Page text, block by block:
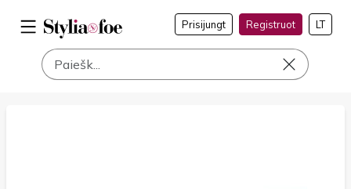
Prisijungt Registruot LT